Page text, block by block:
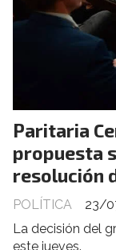
Paritaria
propuesta
resolución
POLÍTICA
23/
La decisión del
este jueves.